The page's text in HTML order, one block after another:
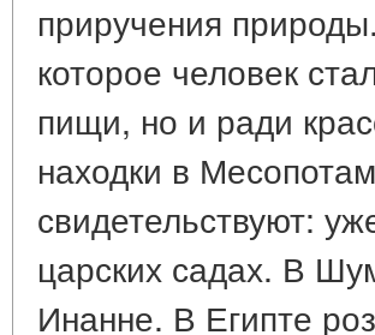
приручения
которое человек
пищи, но и ради
находки в
свидетельствуют:
царских садах. В
Инанне. В Египте